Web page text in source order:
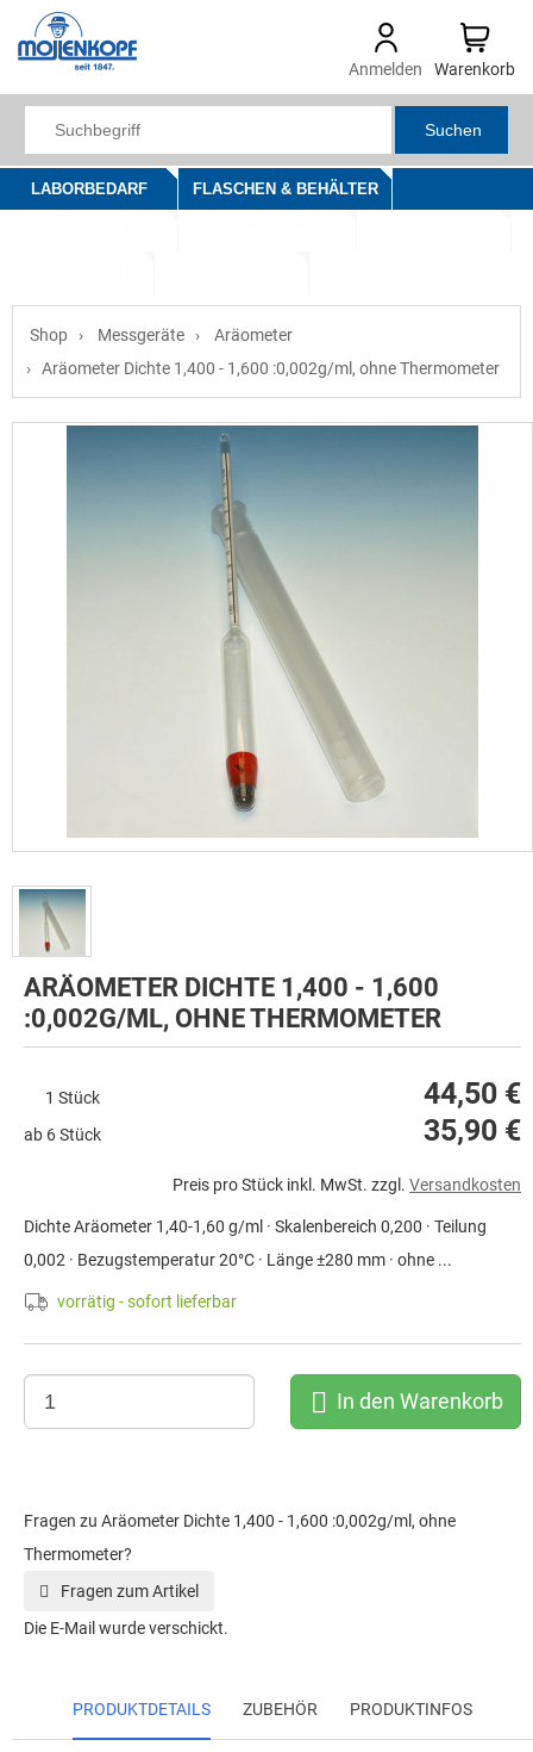
Anmelden Warenkorb
Suchen
LABORBEDARF FLASCHEN & BEHÄLTER
Shop Messgeräte
Aräometer
Aräometer Dichte 1,400 - 1,600 :0,002g/ml, ohne Thermometer
ARÄOMETER DICHTE 1,400 - 1,600
:0,002G/ML, OHNE THERMOMETER
1 Stück 44,50 €
ab 6 Stück 35,90 €
Preis pro Stück inkl. MwSt. zzgl. Versandkosten
Dichte Aräometer 1,40-1,60 g/ml · Skalenbereich 0,200 · Teilung
0,002 · Bezugstemperatur 20°C · Länge ±280 mm · ohne ...
vorrätig - sofort lieferbar
In den Warenkorb
Fragen zu Aräometer Dichte 1,400 - 1,600 :0,002g/ml, ohne
Thermometer?
Fragen zum Artikel
Die E-Mail wurde verschickt.
PRODUKTDETAILS ZUBEHÖR PRODUKTINFOS